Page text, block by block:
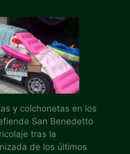
y colchonetas en los
San Benedetto
tras la
de los últimos